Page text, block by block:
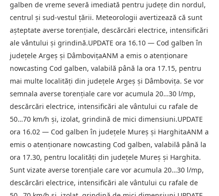
galben de vreme severă imediată pentru județe din nordul,
centrul și sud-vestul țării. Meteorologii avertizează că sunt
așteptate averse torențiale, descărcări electrice, intensificări
ale vântului și grindină.UPDATE ora 16.10 — Cod galben în
județele Argeș și DâmbovițaANM a emis o atenționare
nowcasting Cod galben, valabilă până la ora 17.15, pentru
mai multe localități din județele Argeș și Dâmbovița. Se vor
semnala averse torențiale care vor acumula 20…30 l/mp,
descărcări electrice, intensificări ale vântului cu rafale de
50…70 km/h și, izolat, grindină de mici dimensiuni.UPDATE
ora 16.02 — Cod galben în județele Mureș și HarghitaANM a
emis o atenționare nowcasting Cod galben, valabilă până la
ora 17.30, pentru localități din județele Mureș și Harghita.
Sunt vizate averse torențiale care vor acumula 20…30 l/mp,
descărcări electrice, intensificări ale vântului cu rafale de